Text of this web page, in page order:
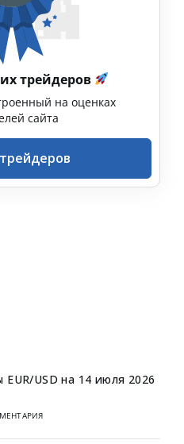
трейдеров
на оценках
сайта
EUR/USD на 14 июля 2026